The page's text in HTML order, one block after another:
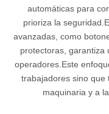
automáticas para
prioriza la
avanzadas, como
protectoras, garantiza
operadores.Este
trabajadores sino que
maquinaria y a